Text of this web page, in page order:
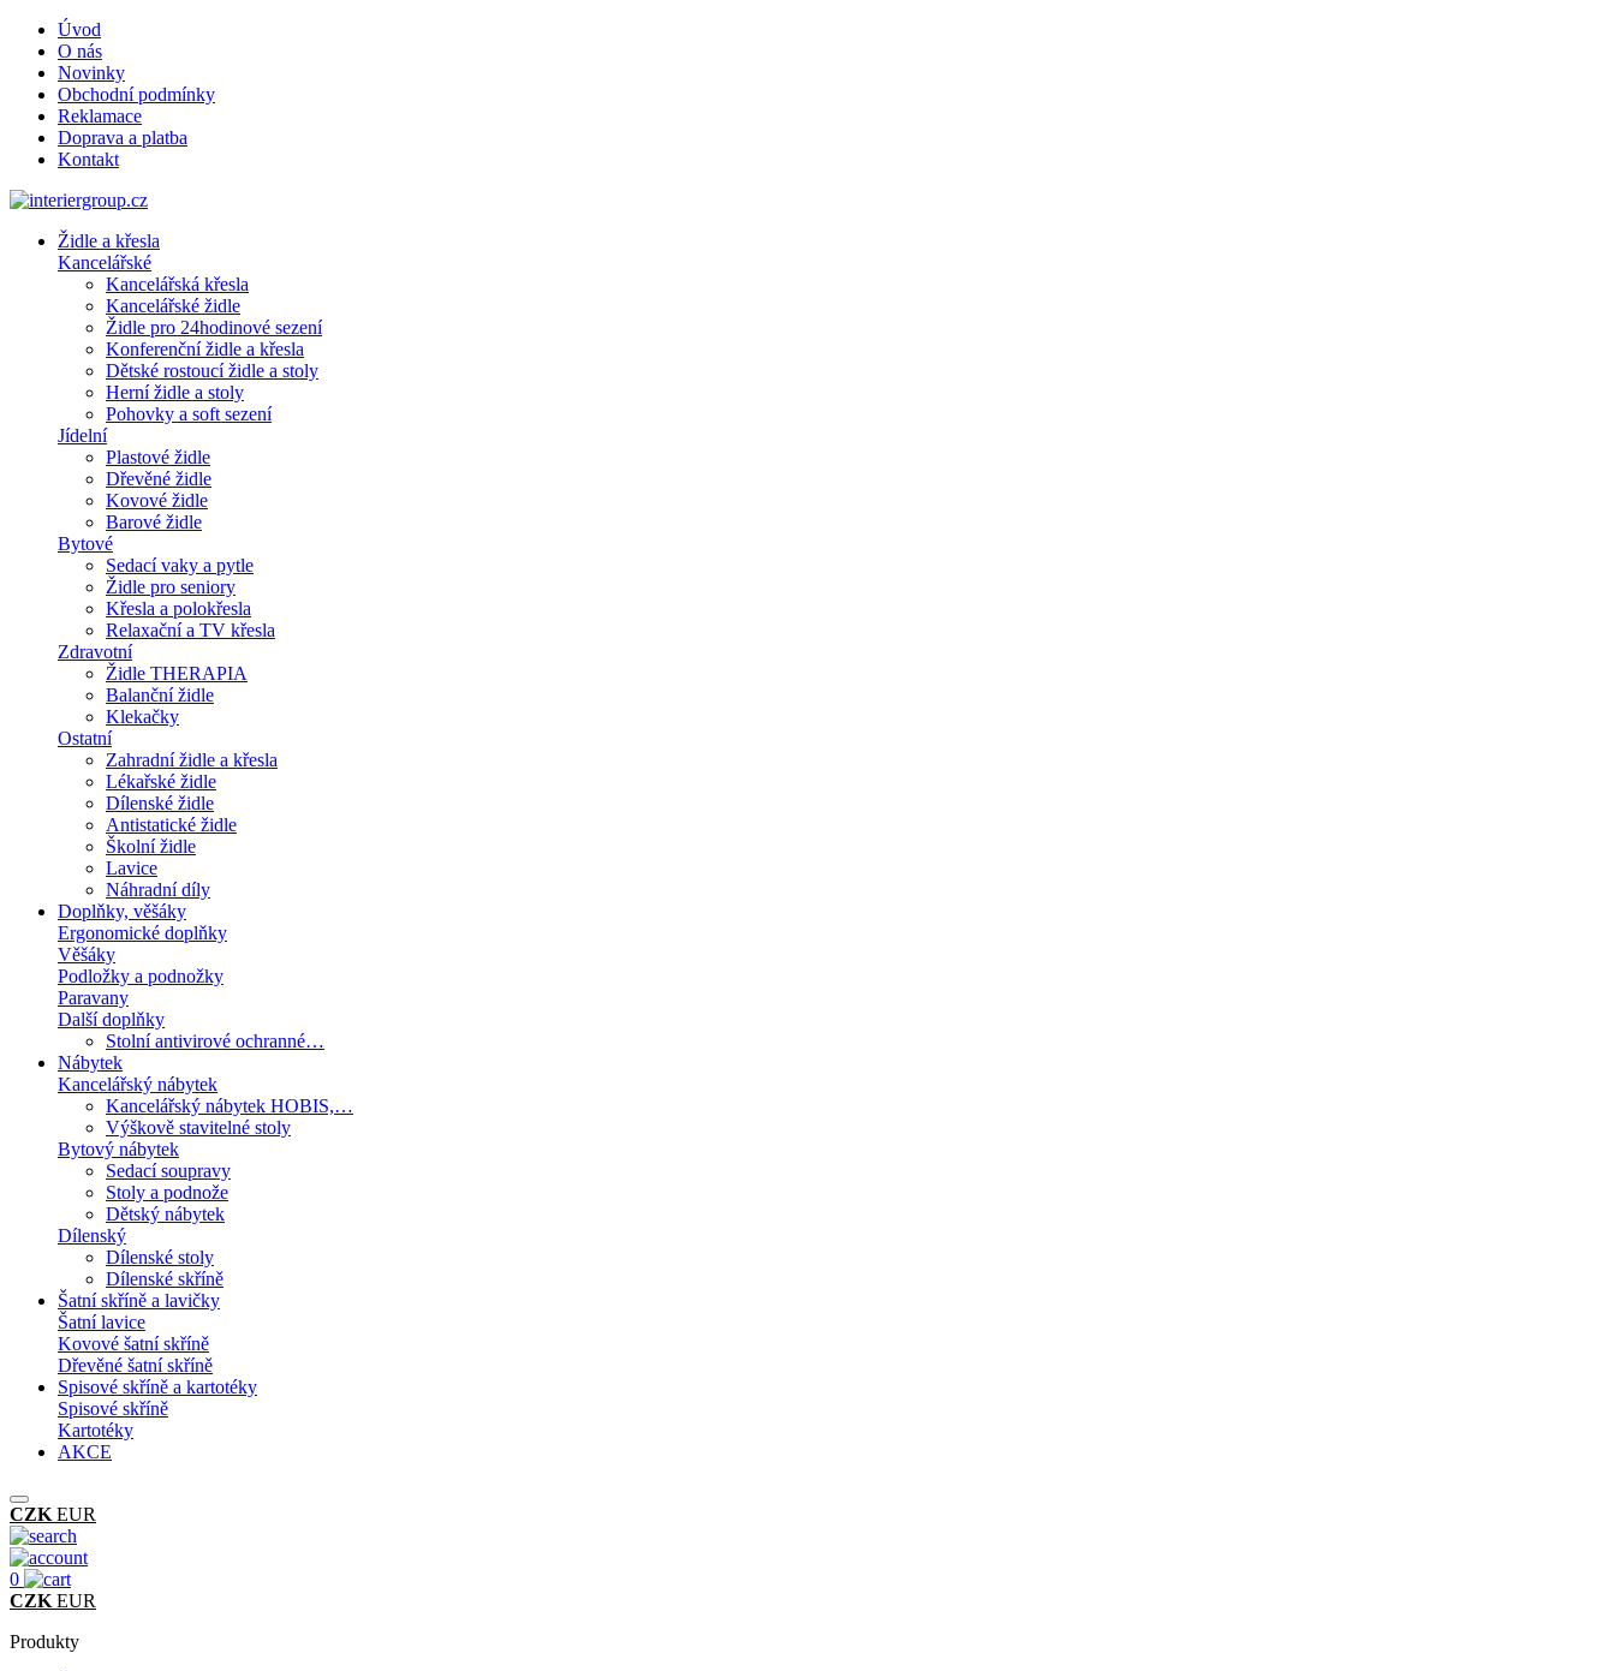
Úvod
O nás
Novinky
Obchodní podmínky
Reklamace
Doprava a platba
Kontakt
Židle a křesla
Kancelářské
Kancelářská křesla
Kancelářské židle
Židle pro 24hodinové sezení
Konferenční židle a křesla
Dětské rostoucí židle a stoly
Herní židle a stoly
Pohovky a soft sezení
Jídelní
Plastové židle
Dřevěné židle
Kovové židle
Barové židle
Bytové
Sedací vaky a pytle
Židle pro seniory
Křesla a polokřesla
Relaxační a TV křesla
Zdravotní
Židle THERAPIA
Balanční židle
Klekačky
Ostatní
Zahradní židle a křesla
Lékařské židle
Dílenské židle
Antistatické židle
Školní židle
Lavice
Náhradní díly
Doplňky, věšáky
Ergonomické doplňky
Věšáky
Podložky a podnožky
Paravany
Další doplňky
Stolní antivirové ochranné…
Nábytek
Kancelářský nábytek
Kancelářský nábytek HOBIS,…
Výškově stavitelné stoly
Bytový nábytek
Sedací soupravy
Stoly a podnože
Dětský nábytek
Dílenský
Dílenské stoly
Dílenské skříně
Šatní skříně a lavičky
Šatní lavice
Kovové šatní skříně
Dřevěné šatní skříně
Spisové skříně a kartotéky
Spisové skříně
Kartotéky
AKCE
CZK EUR
0
CZK EUR
Produkty